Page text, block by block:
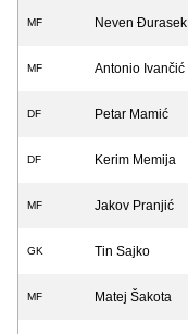
MF Neven Đurasek
MF Antonio Ivančić
DF Petar Mamić
DF Kerim Memija
MF Jakov Pranjić
GK Tin Sajko
MF Matej Šakota